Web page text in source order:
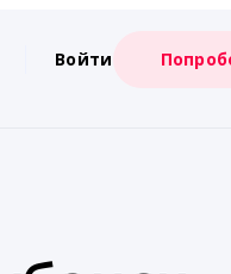
Войти